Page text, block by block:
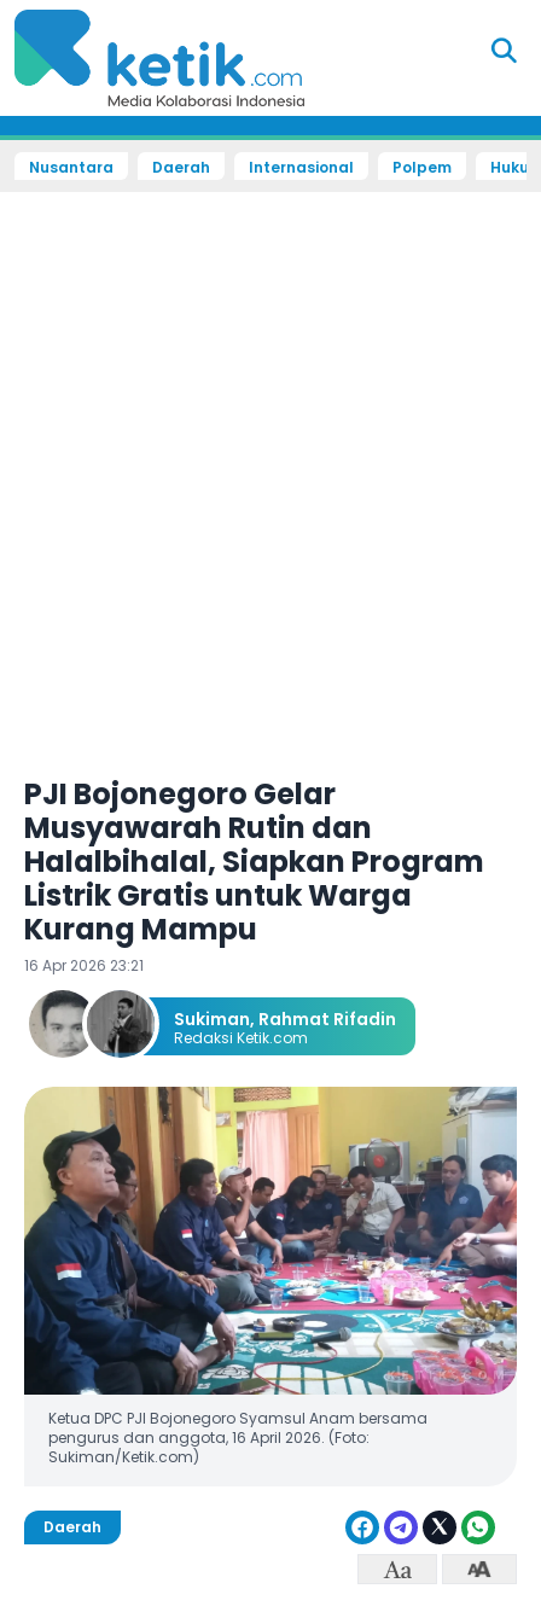
Nusantara Daerah Internasional Polpem
PJI Bojonegoro Gelar
Musyawarah Rutin dan
Halalbihalal, Siapkan Program
Listrik Gratis untuk Warga
Kurang Mampu
16 Apr 2026 23:21
Sukiman, Rahmat Rifadin
Redaksi Ketik.com
Ketua DPC PJI Bojonegoro Syamsul Anam bersama
pengurus dan anggota, 16 April 2026. (Foto:
Sukiman/Ketik.com)
Daerah